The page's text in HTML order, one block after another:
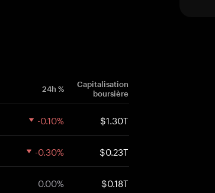
24h %
Capitalisation
boursière
-0.10% $1.30T
-0.30% $0.23T
0.00% $0.18T